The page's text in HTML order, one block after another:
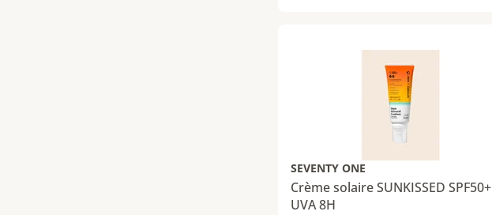
SEVENTY ONE
Crème solaire SUNKISSED SPF50+
UVA 8H